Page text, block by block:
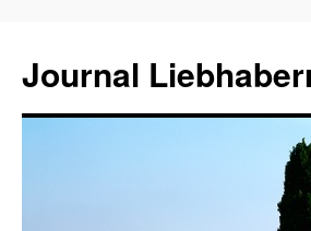
Journal